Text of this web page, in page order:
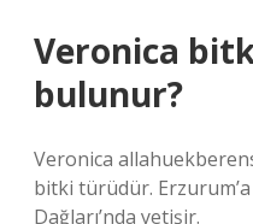
Veronica
bulunur?
Veronica
bitki türüdür.
Dağları’nda yetişir.